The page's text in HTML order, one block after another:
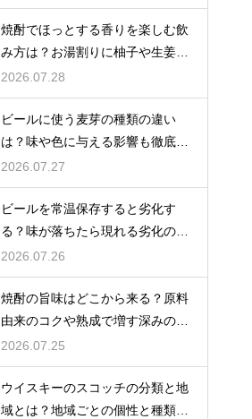
焼酎でほっとする香りを楽しむ飲
み方は？お湯割りに柚子や生姜を
加えてリラックス効果を実感
2026.07.28
ビールに使う麦芽の種類の違い
は？味や色に与える影響も徹底解
説
2026.07.27
ビールを常温保存すると劣化す
る？味が落ちたら現れる劣化のサ
インを解説
2026.07.26
焼酎の旨味はどこから来る？原料
由来のコクや熟成で増す深みの秘
密を解説
2026.07.25
ウイスキーのスコッチの分類と地
域とは？地域ごとの個性と種類を